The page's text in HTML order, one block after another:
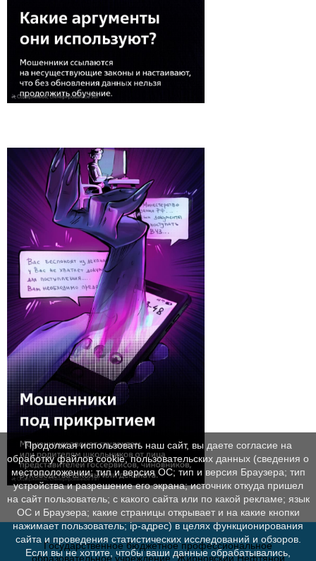
Государственное бюджетное профессиональное
образовательное учреждение "Жирновский Нефтяной
Продолжая использовать наш сайт, вы даете согласие на
обработку файлов cookie, пользовательских данных (сведения о
местоположении; тип и версия ОС; тип и версия Браузера; тип
устройства и разрешение его экрана; источник откуда пришел
на сайт пользователь; с какого сайта или по какой рекламе; язык
ОС и Браузера; какие страницы открывает и на какие кнопки
нажимает пользователь; ip-адрес) в целях функционирования
сайта и проведения статистических исследований и обзоров.
Если вы не хотите, чтобы ваши данные обрабатывались,